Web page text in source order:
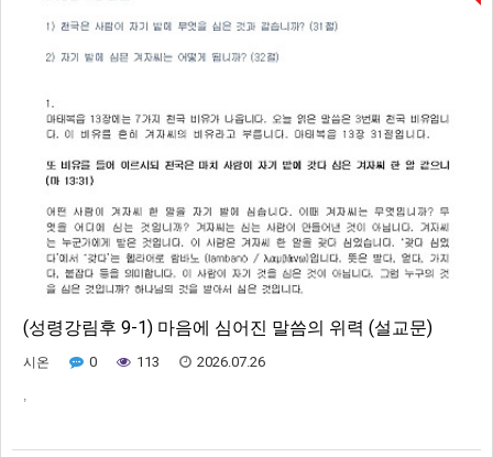
(성령강림후 9-1) 마음에 심어진 말씀의 위력 (설교문)
시온 0 113 2026.07.26
,